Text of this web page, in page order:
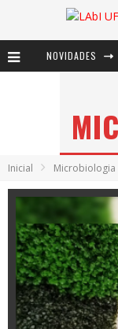
NOVIDADES
Inicial Microbiologia